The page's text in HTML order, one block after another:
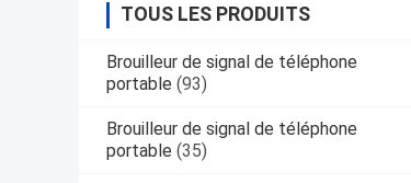
TOUS LES PRODUITS
Brouilleur de signal de téléphone
portable (93)
Brouilleur de signal de téléphone
portable (35)